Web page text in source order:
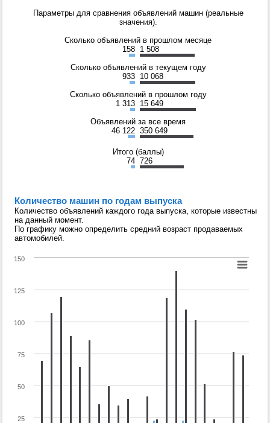
Параметры для сравнения объявлений машин (реальные
значения).
Сколько объявлений в прошлом месяце
158 1 508
Сколько объявлений в текущем году
933 10 068
Сколько объявлений в прошлом году
1 313 15 649
Объявлений за все время
46 122 350 649
Итого (баллы)
74 726
Количество машин по годам выпуска
Количество объявлений каждого года выпуска, которые известны
на данный момент.
По графику можно определить средний возраст продаваемых
автомобилей.
25
50
75
100
125
150